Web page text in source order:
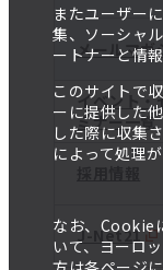
またユーザー
集、ソーシャ
ートナーと情
このサイトで
ーに提供した
した際に収集
によって処理
なお、Cookie
いて、ヨーロ
メールマガ
イベント・
ミナー一覧
J-Net21